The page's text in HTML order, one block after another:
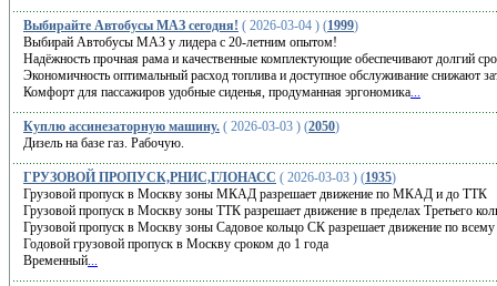
Выбирайте Автобусы МАЗ сегодня! ( 2026-03-04 ) (1999)
Выбирай Автобусы МАЗ у лидера с 20-летним опытом!
Надёжность прочная рама и качественные комплектующие обеспечивают долгий
Экономичность оптимальный расход топлива и доступное обслуживание снижают
Комфорт для пассажиров удобные сиденья, продуманная эргономика...
Куплю ассинезаторную машину. ( 2026-03-03 ) (2050)
Дизель на базе газ. Рабочую.
ГРУЗОВОЙ ПРОПУСК,РНИС,ГЛОНАСС ( 2026-03-03 ) (1935)
Грузовой пропуск в Москву зоны МКАД разрешает движение по МКАД и до ТТК
Грузовой пропуск в Москву зоны ТТК разрешает движение в пределах Третьего
Грузовой пропуск в Москву зоны Садовое кольцо СК разрешает движение по всему
Годовой грузовой пропуск в Москву сроком до 1 года
Временный...